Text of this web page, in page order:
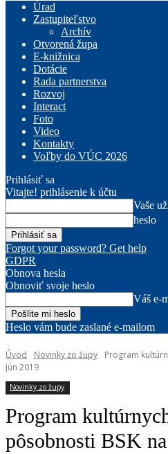
Úrad
Zastupiteľstvo
Archív
Otvorená župa
E-knižnica
Dotácie
Rada partnerstva
Rozvoj
Interact
Foto
Video
Kontakty
Voľby do VÚC 2026
Prihlásiť sa
Vitajte! prihlásenie k účtu
Vaše
heslo
Forgot your password? Get help
GDPR
Obnova hesla
Obnoviť svoje heslo
Váš e-
Heslo vám bude zaslané e-mailom
Úvod Novinky zo župy
Program
jún 2019
Novinky zo župy
Program
pôsobnosti BSK